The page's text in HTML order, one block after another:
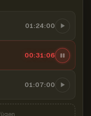
01:24:00
00:31:06
01:07:00